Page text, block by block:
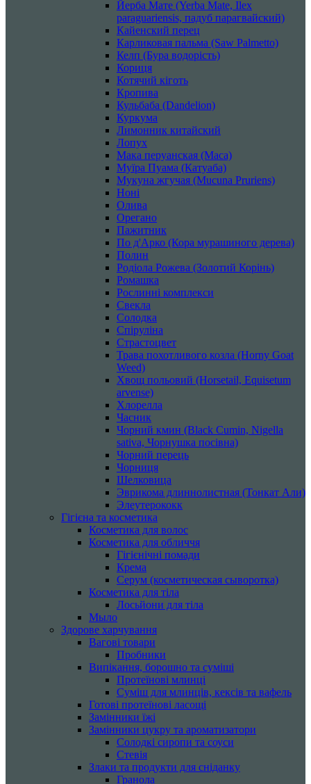
Йерба Мате (Yerba Mate, Ilex
paraguariensis, падуб парагвайский)
Кайенский перец
Карликовая пальма (Saw Palmetto)
Келп (Бура водорість)
Кориця
Котячий кіготь
Кропива
Кульбаба (Dandelion)
Куркума
Лимонник китайский
Лопух
Мака перуанская (Maca)
Муїра Пуама (Катуаба)
Мукуна жгучая (Mucuna Pruriens)
Ноні
Олива
Орегано
Пажитник
По д'Арко (Кора мурашиного дерева)
Полин
Родіола Рожева (Золотий Корінь)
Ромашка
Рослинні комплекси
Свекла
Солодка
Спіруліна
Страстоцвет
Трава похотливого козла (Horny Goat
Weed)
Хвощ польовий (Horsetail, Equisetum
arvense)
Хлорелла
Часник
Чорний кмин (Black Cumin, Nigella
sativa, Чорнушка посівна)
Чорний перець
Чорниця
Шелковица
Эврикома длиннолистная (Тонкат Али)
Элеутерококк
Гігієна та косметика
Косметика для волос
Косметика для обличчя
Гігієнічні помади
Крема
Серум (косметическая сыворотка)
Косметика для тіла
Лосьйони для тіла
Мыло
Здорове харчування
Вагові товари
Пробники
Випікання, борошно та суміші
Протеїнові млинці
Суміш для млинців, кексів та вафель
Готові протеїнові ласощі
Замінники їжі
Замінники цукру та ароматизатори
Солодкі сиропи та соуси
Стевія
Злаки та продукти для сніданку
Гранола